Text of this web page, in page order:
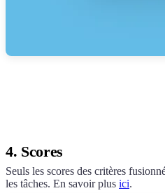
4. Scores
Seuls les scores des critères
les tâches. En savoir plus ici.